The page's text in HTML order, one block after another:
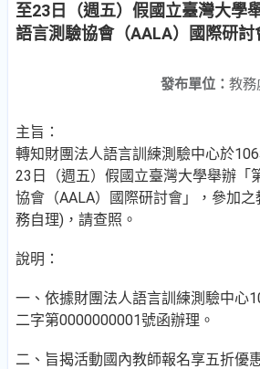
至23日（週五）假國立臺灣大學
語言測驗協會（AALA）國際研討
發布單位： 教務
主旨：
轉知財團法人語言訓練測驗中心於
23日（週五）假國立臺灣大學舉辦「
協會（AALA）國際研討會」，參加
務自理)，請查照。
說明：
一、依據財團法人語言訓練測驗中心
二字第0000000001號函辦理。
二、旨揭活動國內教師報名享五折優